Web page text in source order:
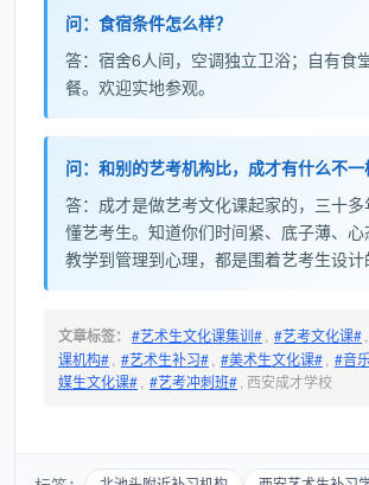
问：食宿条件怎么样？
答：宿舍6人间，空调独立卫浴；自有食
餐。欢迎实地参观。
问：和别的艺考机构比，成才有什么不一
答：成才是做艺考文化课起家的，三十
懂艺考生。知道你们时间紧、底子薄、
教学到管理到心理，都是围着艺考生设计
文章标签： #艺术生文化课集训# #艺考文化课#
课机构# #艺术生补习# #美术生文化课# #音
媒生文化课# #艺考冲刺班# , 西安成才学校